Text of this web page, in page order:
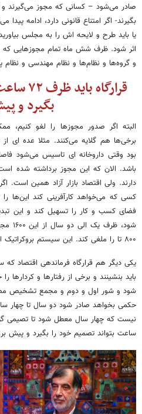
صادر می‌شود – کسانی که مجوز می‌گیرند
بگیرند- اگر امتناع قانونی دارد، ادامه
یا باید طرح و لایحه اش را به مجلس
اثر شود. ظرف شش ماه تمام مجوزهایی که
و گروه‌ها و نظام‌ها و نظام مهندسی و نظام
بگیرد و
البته اگر صدور مجوزها را لغو کنیم،
برخی‌ها هم گلایه می‌کنند. مثلا عده ای از
بود وقتی داروخانه ای تاسیس می‌شود
باشد. الان که این مجوز برداشته شده
دارند. ولی اقتصاد بازار آزاد همین است.
کسی که می‌خواهد کارآفرینی کند این‌ها
فضای کسب و کار را تسهیل کند و این
۸۰۰ تا را ملغی کند. این سیستم بروکراتیک این مشکلات و گرفتاری‌ها را دارد.
یکی دیگر هم قرارگاه فرماندهی اقتصاد
باید بنشینند و برخی از رفتارها و
شود و شور اول و دوم و مجمع تشخیص
حکمی بخواهد صادر شود دو سال تا چهار
ساعت بتواند تصمیم خود را بگیرد و پیش